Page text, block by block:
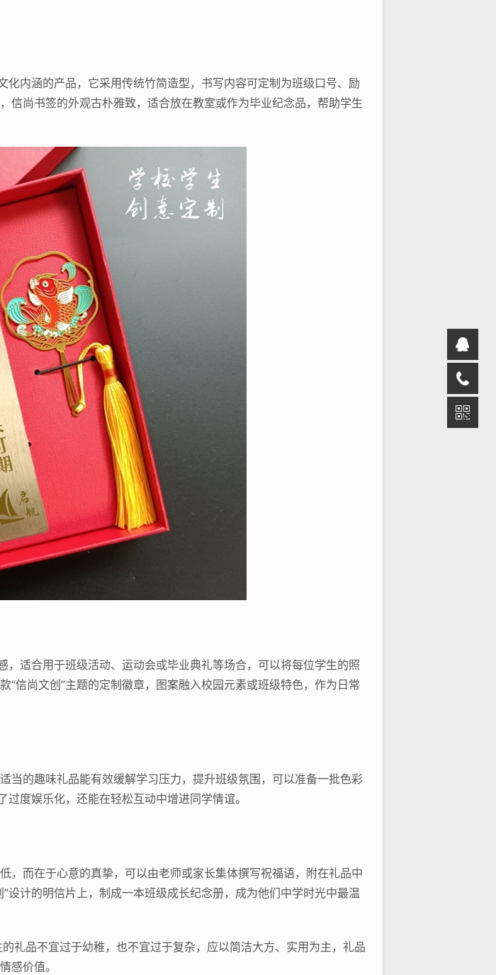
内涵的产品，它采用传统竹简造型，书写内容可定制为班级口号、励
信尚书签的外观古朴雅致，适合放在教室或作为毕业纪念品，帮助学生
适合用于班级活动、运动会或毕业典礼等场合，可以将每位学生的照
信尚文创”主题的定制徽章，图案融入校园元素或班级特色，作为日常
当的趣味礼品能有效缓解学习压力，提升班级氛围，可以准备一批色彩
度娱乐化，还能在轻松互动中增进同学情谊。
，而在于心意的真挚，可以由老师或家长集体撰写祝福语，附在礼品中
计的明信片上，制成一本班级成长纪念册，成为他们中学时光中最温
礼品不宜过于幼稚，也不宜过于复杂，应以简洁大方、实用为主，礼品
感价值。